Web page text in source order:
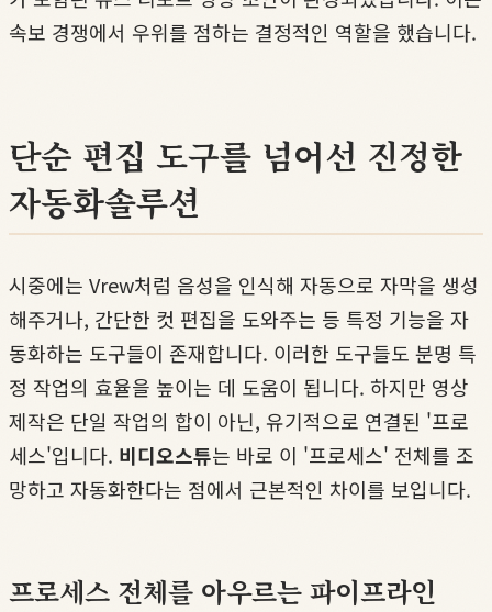
속보 경쟁에서 우위를 점하는 결정적인 역할을 했습니다.
단순 편집 도구를 넘어선 진정한
자동화솔루션
시중에는 Vrew처럼 음성을 인식해 자동으로 자막을 생성
해주거나, 간단한 컷 편집을 도와주는 등 특정 기능을 자
동화하는 도구들이 존재합니다. 이러한 도구들도 분명 특
정 작업의 효율을 높이는 데 도움이 됩니다. 하지만 영상
제작은 단일 작업의 합이 아닌, 유기적으로 연결된 '프로
세스'입니다. 비디오스튜는 바로 이 '프로세스' 전체를 조
망하고 자동화한다는 점에서 근본적인 차이를 보입니다.
프로세스 전체를 아우르는 파이프라인